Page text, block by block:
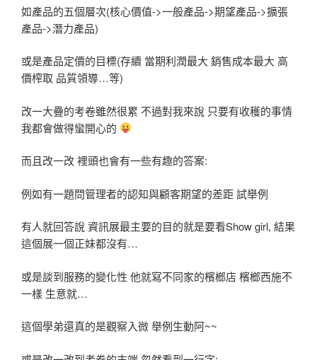
如產品的五個層次(核心價值->一般產品->期望產品->擴張
產品->潛力產品)
或是產品定價的目標(存續 當期利潤最大 銷售成本最大 高
價榨取 品質領導…等)
改一大疊的考卷雖然很累 不過對我來說 只要有收穫的事情
我都會做得蠻開心的
而且改一改 裡頭也會有一些有趣的答案:
例如有一題問管理者的認知與顧客期望的差距 試舉例
有人就回答說 資訊展最主要的目的就是要看Show girl, 結果
這個展一個正妹都沒有…
或是談到服務的變化性 他就寫不同家的檳榔店 檳榔西施不
一樣 生意就…
這個學弟還真的是觀察入微 舉例生動阿~~